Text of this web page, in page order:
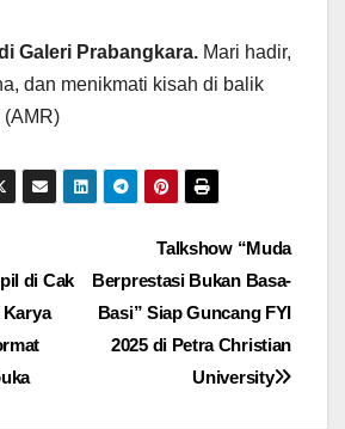
Galeri Prabangkara. Mari hadir,
dan menikmati kisah di balik
(AMR)
Talkshow “Muda
Berprestasi Bukan Basa-
Basi” Siap Guncang FYI
2025 di Petra Christian
University
di Cak
Karya